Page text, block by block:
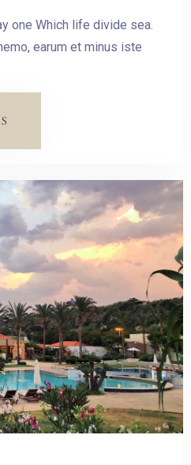
one Which life divide sea.
earum et minus iste